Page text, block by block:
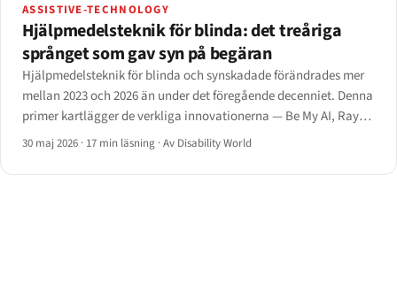
ASSISTIVE-TECHNOLOGY
Hjälpmedelsteknik för blinda: det treåriga
språnget som gav syn på begäran
Hjälpmedelsteknik för blinda och synskadade förändrades mer
mellan 2023 och 2026 än under det föregående decenniet. Denna
primer kartlägger de verkliga innovationerna — Be My AI, Ray-
Ban Meta, smarta käppar, Monarch och AI-skärmläsare — med
30 maj 2026 · 17 min läsning ·Av Disability World